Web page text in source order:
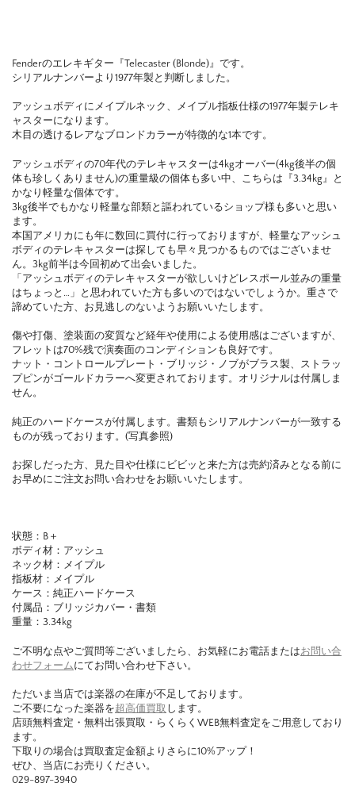
Fenderのエレキギター『Telecaster (Blonde)』です。
シリアルナンバーより1977年製と判断しました。
アッシュボディにメイプルネック、メイプル指板仕様の1977年製テレキ
ャスターになります。
木目の透けるレアなブロンドカラーが特徴的な1本です。
アッシュボディの70年代のテレキャスターは4kgオーバー(4kg後半の個
体も珍しくありません)の重量級の個体も多い中、こちらは『3.34kg』と
かなり軽量な個体です。
3kg後半でもかなり軽量な部類と謳われているショップ様も多いと思い
ます。
本国アメリカにも年に数回に買付に行っておりますが、軽量なアッシュ
ボディのテレキャスターは探しても早々見つかるものではございませ
ん。3kg前半は今回初めて出会いました。
「アッシュボディのテレキャスターが欲しいけどレスポール並みの重量
はちょっと…」と思われていた方も多いのではないでしょうか。重さで
諦めていた方、お見逃しのないようお願いいたします。
傷や打傷、塗装面の変質など経年や使用による使用感はございますが、
フレットは70%残で演奏面のコンディションも良好です。
ナット・コントロールプレート・ブリッジ・ノブがブラス製、ストラッ
プピンがゴールドカラーへ変更されております。オリジナルは付属しま
せん。
純正のハードケースが付属します。書類もシリアルナンバーが一致する
ものが残っております。(写真参照)
お探しだった方、見た目や仕様にビビッと来た方は売約済みとなる前に
お早めにご注文お問い合わせをお願いいたします。
状態：B＋
ボディ材：アッシュ
ネック材：メイプル
指板材：メイプル
ケース：純正ハードケース
付属品：ブリッジカバー・書類
重量：3.34kg
ご不明な点やご質問等ございましたら、お気軽にお電話またはお問い合
わせフォーム にてお問い合わせ下さい。
ただいま当店では楽器の在庫が不足しております。
ご不要になった楽器を超高価買取 します。
店頭無料査定・無料出張買取・らくらくWEB無料査定をご用意しており
ます。
下取りの場合は買取査定金額よりさらに10%アップ！
ぜひ、当店にお売りください。
029-897-3940